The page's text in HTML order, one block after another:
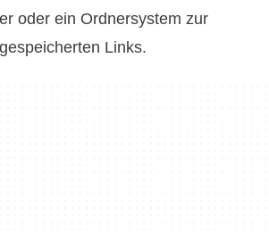
oder ein Ordnersystem zur
Links.